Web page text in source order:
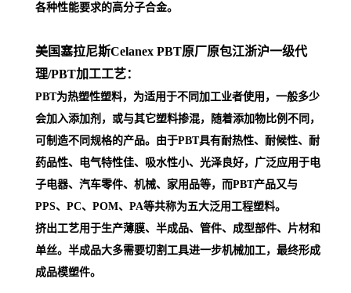
各种性能要求的高分子合金。
美国塞拉尼斯Celanex PBT原厂原包江浙沪一级代
理/PBT加工工艺：
PBT为热塑性塑料，为适用于不同加工业者使用，一般多少
会加入添加剂，或与其它塑料掺混，随着添加物比例不同，
可制造不同规格的产品。由于PBT具有耐热性、耐候性、耐
药品性、电气特性佳、吸水性小、光泽良好，广泛应用于电
子电器、汽车零件、机械、家用品等，而PBT产品又与
PPS、PC、POM、PA等共称为五大泛用工程塑料。
挤出工艺用于生产薄膜、半成品、管件、成型部件、片材和
单丝。半成品大多需要切割工具进一步机械加工，最终形成
成品模塑件。